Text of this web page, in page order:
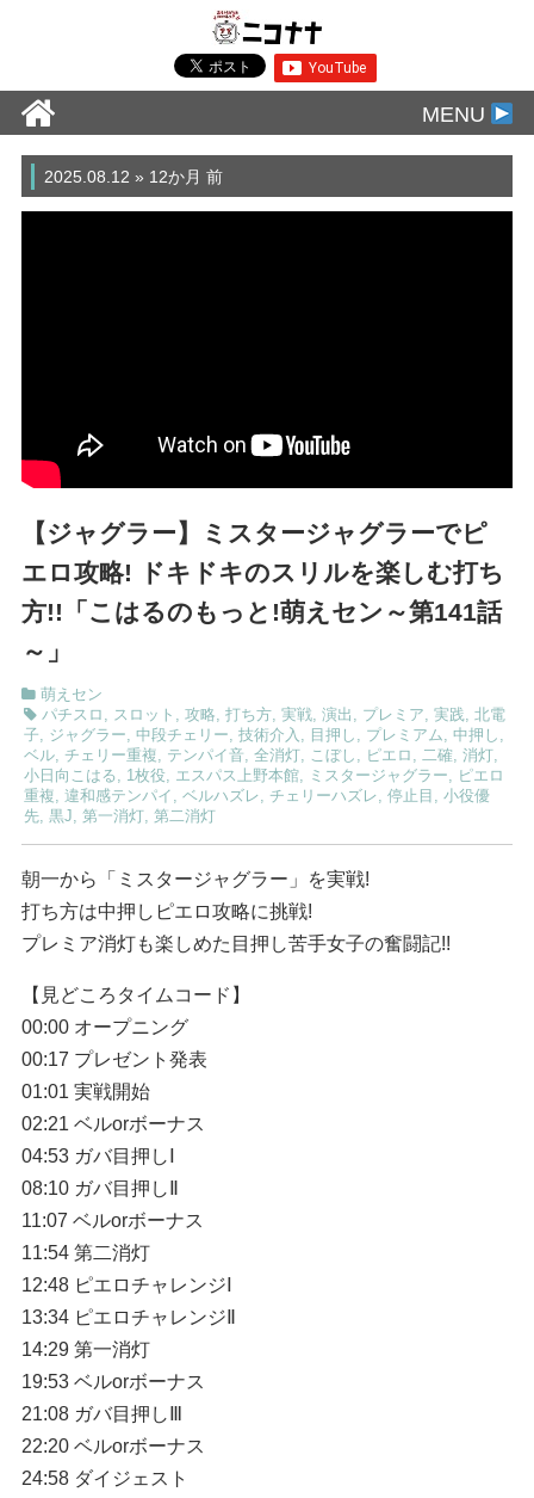
MENU
2025.08.12 » 12か月 前
【ジャグラー】ミスタージャグラーでピ
エロ攻略! ドキドキのスリルを楽しむ打ち
方!!「こはるのもっと!萌えセン～第141話
～」
萌えセン
パチスロ , スロット , 攻略, 打ち方, 実戦, 演出 , プレミア, 実践, 北電
子, ジャグラー, 中段チェリー, 技術介入 , 目押し , プレミアム, 中押し ,
ベル, チェリー重複, テンパイ音, 全消灯, こぼし , ピエロ , 二確, 消灯,
小日向こはる, 1枚役, エスパス上野本館, ミスタージャグラー, ピエロ
重複, 違和感テンパイ , ベルハズレ, チェリーハズレ, 停止目 , 小役優
先, 黒J, 第一消灯, 第二消灯
朝一から「ミスタージャグラー」を実戦!
打ち方は中押しピエロ攻略に挑戦!
プレミア消灯も楽しめた目押し苦手女子の奮闘記!!
【見どころタイムコード】
00:00 オープニング
00:17 プレゼント発表
01:01 実戦開始
02:21 ベルorボーナス
04:53 ガバ目押しⅠ
08:10 ガバ目押しⅡ
11:07 ベルorボーナス
11:54 第二消灯
12:48 ピエロチャレンジⅠ
13:34 ピエロチャレンジⅡ
14:29 第一消灯
19:53 ベルorボーナス
21:08 ガバ目押しⅢ
22:20 ベルorボーナス
24:58 ダイジェスト